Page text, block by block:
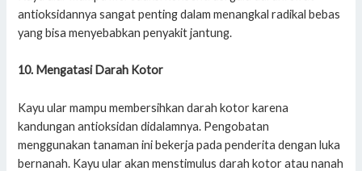
antioksidannya sangat penting dalam menangkal radikal bebas
yang bisa menyebabkan penyakit jantung.
10. Mengatasi Darah Kotor
Kayu ular mampu membersihkan darah kotor karena
kandungan antioksidan didalamnya. Pengobatan
menggunakan tanaman ini bekerja pada penderita dengan luka
bernanah. Kayu ular akan menstimulus darah kotor atau nanah